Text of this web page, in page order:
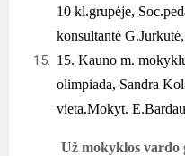
10 kl.grupėje,
konsultantė G.Jurkutė,
15. Kauno m.
olimpiada, Sandra
vieta.Mokyt.
Už mokyklos vardo